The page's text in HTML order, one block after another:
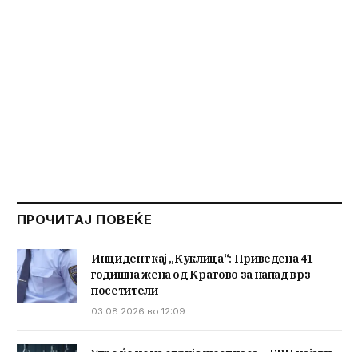
ПРОЧИТАЈ ПОВЕЌЕ
Инцидент кај „Куклица“: Приведена 41-
годишна жена од Кратово за напад врз
посетители
03.08.2026 во 12:09